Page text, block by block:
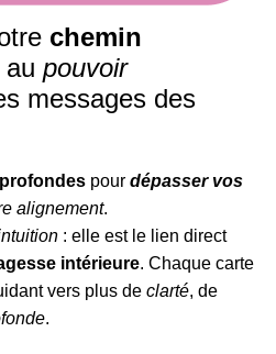
chemin
au pouvoir
messages des
pour dépasser vos
alignement.
: elle est le lien direct
intérieure. Chaque carte
vers plus de clarté, de
.